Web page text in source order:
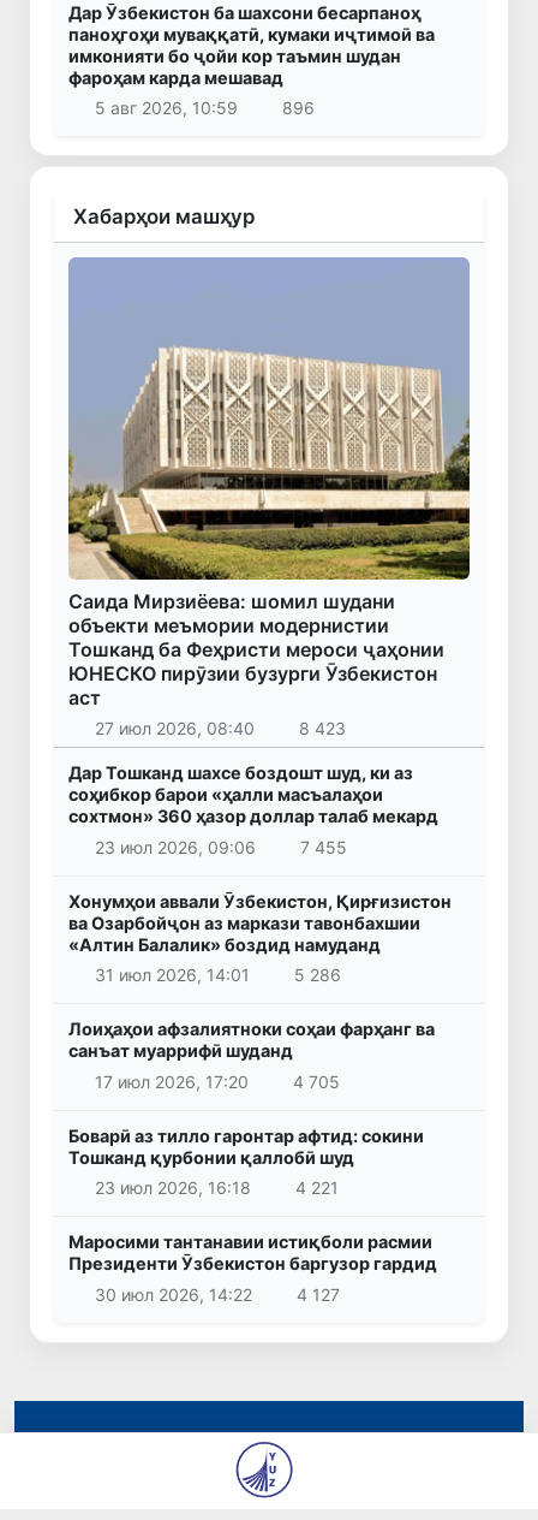
Дар Ӯзбекистон ба шахсони бесарпаноҳ
паноҳгоҳи муваққатӣ, кумаки иҷтимоӣ ва
имконияти бо ҷойи кор таъмин шудан
фароҳам карда мешавад
5 авг 2026, 10:59
896
Хабарҳои машҳур
Саида Мирзиёева: шомил шудани
объекти меъмории модернистии
Тошканд ба Феҳристи мероси ҷаҳонии
ЮНЕСКО пирӯзии бузурги Ӯзбекистон
аст
27 июл 2026, 08:40 8 423
Дар Тошканд шахсе боздошт шуд, ки аз
соҳибкор барои «ҳалли масъалаҳои
сохтмон» 360 ҳазор доллар талаб мекард
23 июл 2026, 09:06
7 455
Хонумҳои аввали Ӯзбекистон, Қирғизистон
ва Озарбойҷон аз маркази тавонбахшии
«Алтин Балалик» боздид намуданд
31 июл 2026, 14:01
5 286
Лоиҳаҳои афзалиятноки соҳаи фарҳанг ва
санъат муаррифӣ шуданд
17 июл 2026, 17:20
4 705
Боварӣ аз тилло гаронтар афтид: сокини
Тошканд қурбонии қаллобӣ шуд
23 июл 2026, 16:18
4 221
Маросими тантанавии истиқболи расмии
Президенти Ӯзбекистон баргузор гардид
30 июл 2026, 14:22
4 127
Муассисаи давлатӣ «Таҳририяи рӯзномаҳои
«Янги Ӯзбекистон» ва «Правда Востока»